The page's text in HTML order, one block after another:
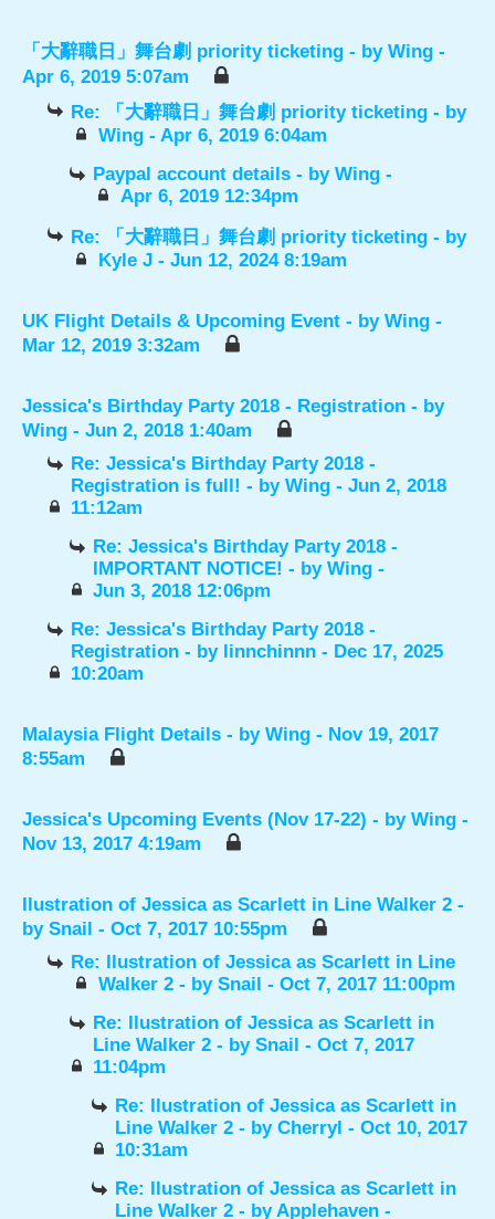
「大辭職日」舞台劇 priority ticketing - by Wing -
Apr 6, 2019 5:07am
Re: 「大辭職日」舞台劇 priority ticketing - by
Wing- Apr 6, 2019 6:04am
Paypal account details - byWing -
Apr 6, 2019 12:34pm
Re: 「大辭職日」舞台劇 priority ticketing - by
Kyle J- Jun 12, 2024 8:19am
UK Flight Details & Upcoming Event - by Wing -
Mar 12, 2019 3:32am
Jessica's Birthday Party 2018 - Registration - by
Wing - Jun 2, 2018 1:40am
Re: Jessica's Birthday Party 2018 -
Registration is full! - byWing - Jun 2, 2018
11:12am
Re: Jessica's Birthday Party 2018 -
IMPORTANT NOTICE! - byWing -
Jun 3, 2018 12:06pm
Re: Jessica's Birthday Party 2018 -
Registration - by linnchinnn - Dec 17, 2025
10:20am
Malaysia Flight Details - by Wing - Nov 19, 2017
8:55am
Jessica's Upcoming Events (Nov 17-22) - by Wing -
Nov 13, 2017 4:19am
Ilustration of Jessica as Scarlett in Line Walker 2 -
by Snail - Oct 7, 2017 10:55pm
Re: Ilustration of Jessica as Scarlett in Line
Walker 2 - by Snail - Oct 7, 2017 11:00pm
Re: Ilustration of Jessica as Scarlett in
Line Walker 2 - bySnail - Oct 7, 2017
11:04pm
Re: Ilustration of Jessica as Scarlett in
Line Walker 2 - byCherryl - Oct 10, 2017
10:31am
Re: Ilustration of Jessica as Scarlett in
Line Walker 2 - byApplehaven -